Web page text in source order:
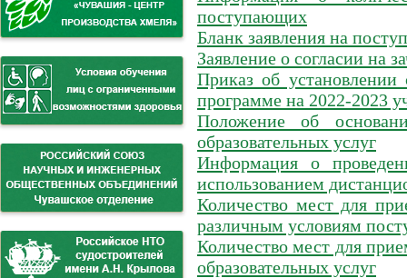
поступающих
Бланк заявления на
Заявление о согласии на
Приказ об установлении
программе на 2022-2023
Положение об
образовательных услуг
Информация о
использованием
Количество мест для
различным условиям
Количество мест для
образовательных услуг